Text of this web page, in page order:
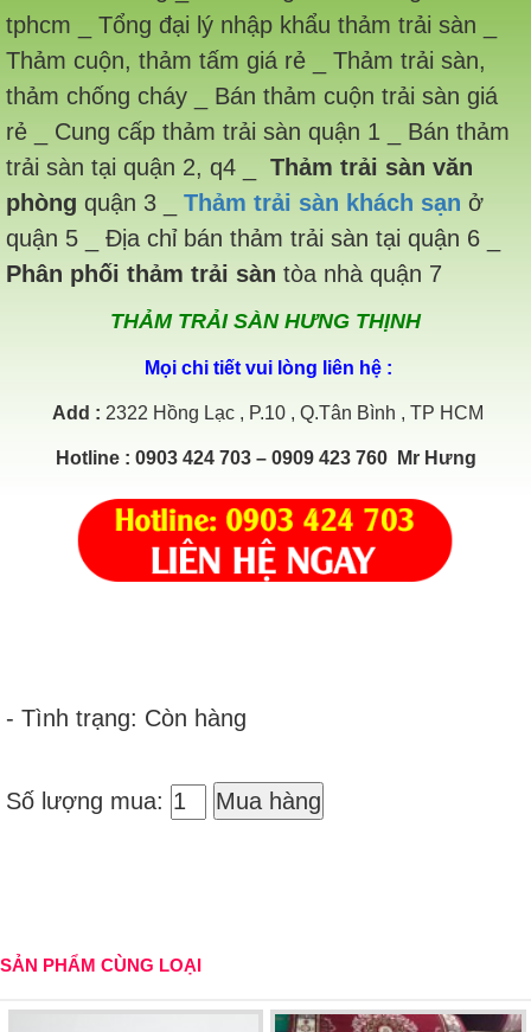
tphcm _ Tổng đại lý nhập khẩu thảm trải sàn _
Thảm cuộn, thảm tấm giá rẻ _ Thảm trải sàn,
thảm chống cháy _ Bán thảm cuộn trải sàn giá
rẻ _ Cung cấp thảm trải sàn quận 1 _ Bán thảm
trải sàn tại quận 2, q4 _ Thảm trải sàn văn
phòng quận 3 _ Thảm trải sàn khách sạn ở
quận 5 _ Địa chỉ bán thảm trải sàn tại quận 6 _
Phân phối thảm trải sàn tòa nhà quận 7
THẢM TRẢI SÀN HƯNG THỊNH
Mọi chi tiết vui lòng liên hệ :
Add : 2322 Hồng Lạc , P.10 , Q.Tân Bình , TP HCM
Hotline: 0903 424 703 – 0909 423 760 Mr Hưng
- Tình trạng: Còn hàng
Số lượng mua: Mua hàng
SẢN PHẨM CÙNG LOẠI